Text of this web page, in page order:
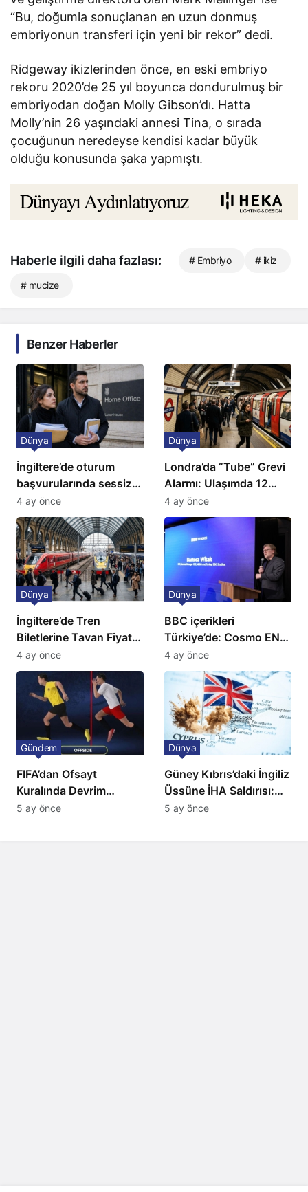
“Bu, doğumla sonuçlanan en uzun donmuş
embriyonun transferi için yeni bir rekor” dedi.
Ridgeway ikizlerinden önce, en eski embriyo
rekoru 2020’de 25 yıl boyunca dondurulmuş bir
embriyodan doğan Molly Gibson’dı. Hatta
Molly’nin 26 yaşındaki annesi Tina, o sırada
çocuğunun neredeyse kendisi kadar büyük
olduğu konusunda şaka yapmıştı.
Haberle ilgili daha fazlası: # Embriyo # ikiz
# mucize
Benzer Haberler
İngiltere’de oturum
başvurularında sessiz
kriz: Büyükelçilikten
açıklama!
Dünya
4 ay önce
Londra’da “Tube” Grevi
Alarmı: Ulaşımda 12
Günlük Kaos Kapıda
Dünya
4 ay önce
İngiltere’de Tren
Biletlerine Tavan Fiyat:
Ulaşımda Yeni
Düzenleme
Dünya
4 ay önce
BBC içerikleri
Türkiye’de: Cosmo EN
ve BBC Player yayında
Dünya
4 ay önce
FIFA’dan Ofsayt
Kuralında Devrim
Niteliğinde Onay
Gündem
5 ay önce
Güney Kıbrıs’daki İngiliz
Üssüne İHA Saldırısı:
Patlama, Sirenler ve
Dünya
5 ay önce